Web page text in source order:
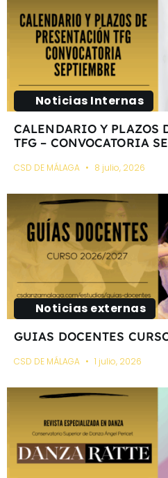
Noticias Internas
CALENDARIO Y PLAZOS
TFG – CONVOCATORIA
CSD DE MÁLAGA 8 julio, 2026
Noticias externas
GUIAS DOCENTES
CSD DE MÁLAGA 1 julio, 2026